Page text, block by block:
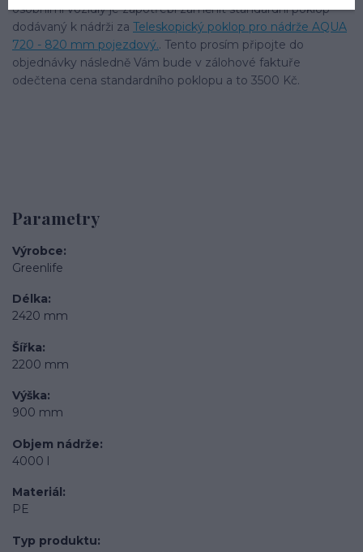
osobními vozidly je zapotřebí zaměnit standardní poklop
dodávaný k nádrži za Teleskopický poklop pro nádrže AQUA
720 - 820 mm pojezdový.. Tento prosím připojte do
objednávky následně Vám bude v zálohové faktuře
odečtena cena standardního poklopu a to 3500 Kč.
Parametry
Výrobce
Greenlife
Délka
2420 mm
Šířka
2200 mm
Výška
900 mm
Objem nádrže
4000 l
Materiál
PE
Typ produktu